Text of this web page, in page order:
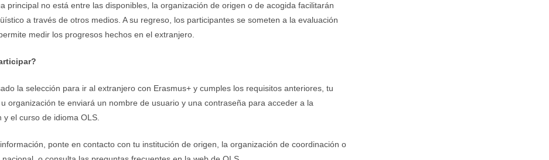
principal no está entre las disponibles, la organización de origen o de acogida facilitarán
a través de otros medios. A su regreso, los participantes se someten a la evaluación
medir los progresos hechos en el extranjero.
la selección para ir al extranjero con Erasmus+ y cumples los requisitos anteriores, tu
organización te enviará un nombre de usuario y una contraseña para acceder a la
y el curso de idioma OLS.
ponte en contacto con tu institución de origen, la organización de coordinación o